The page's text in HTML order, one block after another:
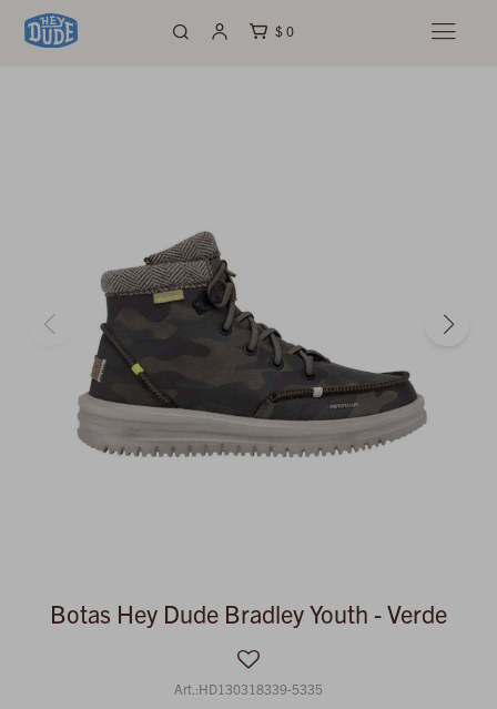
$ 0 
Botas Hey Dude Bradley Youth - Verde
HD130318339-5335